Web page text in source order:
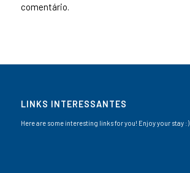
comentário.
LINKS INTERESSANTES
Here are some interesting links for you! Enjoy your stay :)